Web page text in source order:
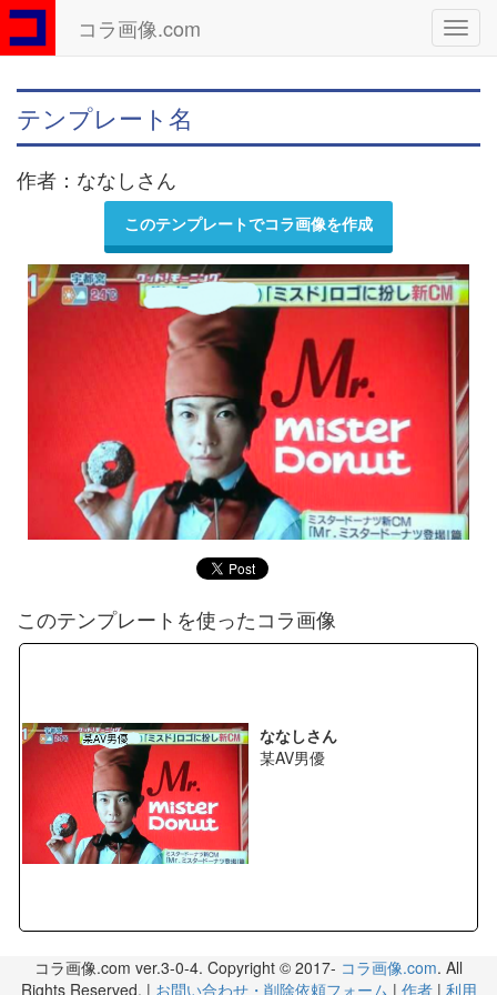
コラ画像.com
テンプレート名
作者：ななしさん
このテンプレートでコラ画像を作成
このテンプレートを使ったコラ画像
ななしさん
某AV男優
コラ画像.com ver.3-0-4. Copyright © 2017- コラ画像.com. All
Rights Reserved. | お問い合わせ・削除依頼フォーム | 作者| 利用